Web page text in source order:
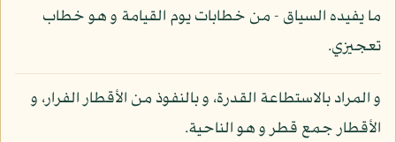
ما يفيده السياق - من خطابات يوم القيامة و هو خطاب
تعجيزي.
و المراد بالاستطاعة القدرة، و بالنفوذ من الأقطار الفرار، و
الأقطار جمع قطر و هو الناحية.